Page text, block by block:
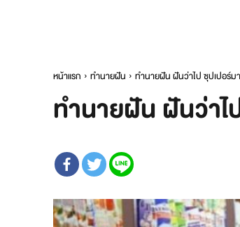
หน้าแรก ทำนายฝัน ทำนายฝัน ฝันว่าไป ซุปเปอร์ม
ทำนายฝัน ฝันว่าไ